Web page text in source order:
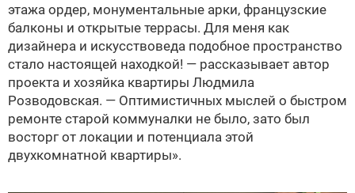
этажа ордер, монументальные арки, французские
балконы и открытые террасы. Для меня как
дизайнера и искусствоведа подобное пространство
стало настоящей находкой! — рассказывает автор
проекта и хозяйка квартиры Людмила
Розводовская. — Оптимистичных мыслей о быстром
ремонте старой коммуналки не было, зато был
восторг от локации и потенциала этой
двухкомнатной квартиры».